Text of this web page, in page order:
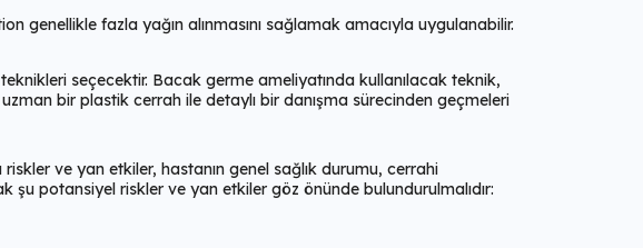
fazla yağın alınmasını sağlamak amacıyla uygulanabilir.
seçecektir. Bacak germe ameliyatında kullanılacak teknik,
bir plastik cerrah ile detaylı bir danışma sürecinden geçmeleri
ve yan etkiler, hastanın genel sağlık durumu, cerrahi
şu potansiyel riskler ve yan etkiler göz önünde bulundurulmalıdır: